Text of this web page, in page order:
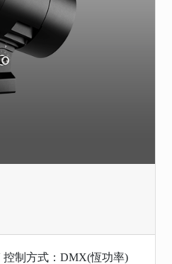
控制方式：DMX(恆功率)